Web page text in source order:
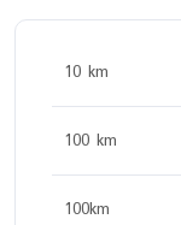
10 km
100 km
100km